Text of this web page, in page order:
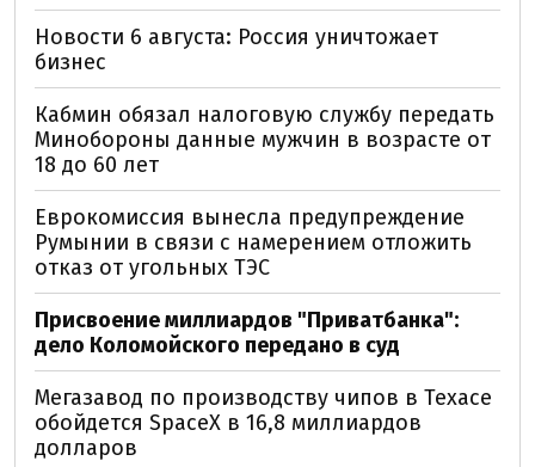
Новости 6 августа: Россия уничтожает
бизнес
Кабмин обязал налоговую службу передать
Минобороны данные мужчин в возрасте от
18 до 60 лет
Еврокомиссия вынесла предупреждение
Румынии в связи с намерением отложить
отказ от угольных ТЭС
Присвоение миллиардов "Приватбанка":
дело Коломойского передано в суд
Мегазавод по производству чипов в Техасе
обойдется SpaceX в 16,8 миллиардов
долларов